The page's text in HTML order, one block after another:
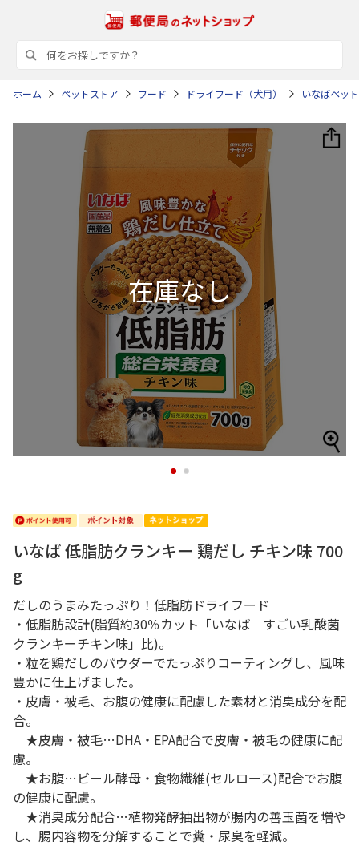
ホーム ペットストア フード ドライフード（犬用） いなばペッ
1 2
いなば 低脂肪クランキー 鶏だし チキン味 700
g
だしのうまみたっぷり！低脂肪ドライフード
・低脂肪設計(脂質約30％カット「いなば すごい乳酸菌
クランキーチキン味」比)。
・粒を鶏だしのパウダーでたっぷりコーティングし、風味
豊かに仕上げました。
・皮膚・被毛、お腹の健康に配慮した素材と消臭成分を配
合。
★皮膚・被毛…DHA・EPA配合で皮膚・被毛の健康に配
慮。
★お腹…ビール酵母・食物繊維(セルロース)配合でお腹
の健康に配慮。
★消臭成分配合…植物発酵抽出物が腸内の善玉菌を増や
し、腸内容物を分解することで糞・尿臭を軽減。